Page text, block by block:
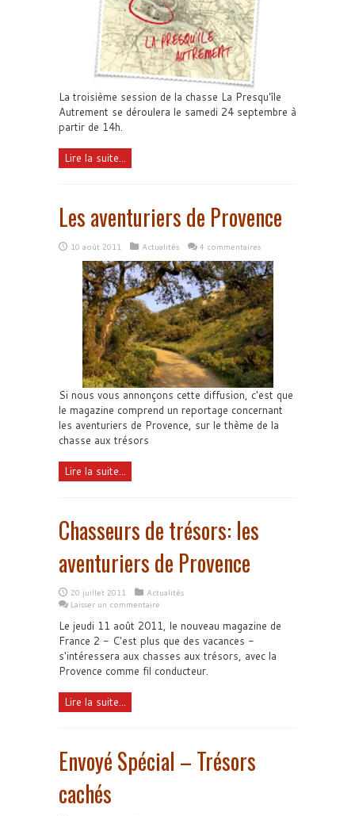
La troisième session de la chasse La Presqu'île
Autrement se déroulera le samedi 24 septembre à
partir de 14h.
Lire la suite...
Les aventuriers de Provence
10 août 2011 Actualités 4 commentaires
Si nous vous annonçons cette diffusion, c'est que
le magazine comprend un reportage concernant
les aventuriers de Provence, sur le thème de la
chasse aux trésors
Lire la suite...
Chasseurs de trésors: les
aventuriers de Provence
20 juillet 2011
Actualités
Laisser un commentaire
Le jeudi 11 août 2011, le nouveau magazine de
France 2 - C'est plus que des vacances -
s'intéressera aux chasses aux trésors, avec la
Provence comme fil conducteur.
Lire la suite...
Envoyé Spécial – Trésors
cachés